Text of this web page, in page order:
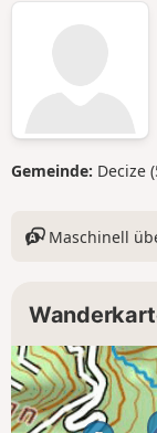
Gemeinde: Decize
Maschinell